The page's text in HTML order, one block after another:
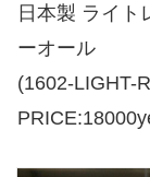
日本製 ライト
ーオール
(1602-LIGHT-